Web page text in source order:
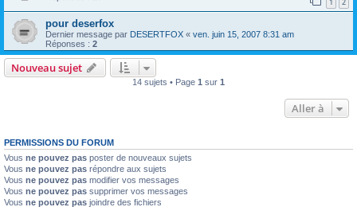
1 2
pour deserfox
Dernier message par DESERTFOX « ven. juin 15, 2007 8:31 am
Réponses : 2
Nouveau sujet
14 sujets • Page 1 sur 1
Aller à
PERMISSIONS DU FORUM
Vous ne pouvez pas poster de nouveaux sujets
Vous ne pouvez pas répondre aux sujets
Vous ne pouvez pas modifier vos messages
Vous ne pouvez pas supprimer vos messages
Vous ne pouvez pas joindre des fichiers